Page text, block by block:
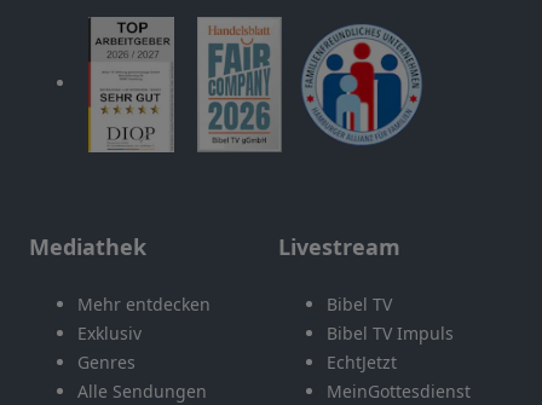
Mediathek
Mehr entdecken
Exklusiv
Genres
Alle Sendungen
Livestream
Bibel TV
Bibel TV Impuls
EchtJetzt
MeinGottesdienst